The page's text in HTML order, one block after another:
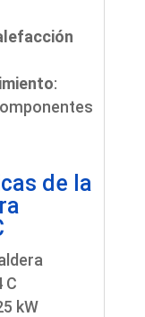
:
de la
C
kW